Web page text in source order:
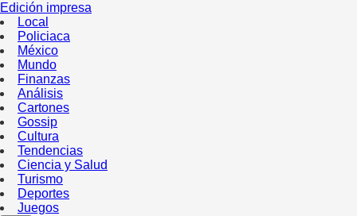
Edición impresa
Local
Policiaca
México
Mundo
Finanzas
Análisis
Cartones
Gossip
Cultura
Tendencias
Ciencia y Salud
Turismo
Deportes
Juegos